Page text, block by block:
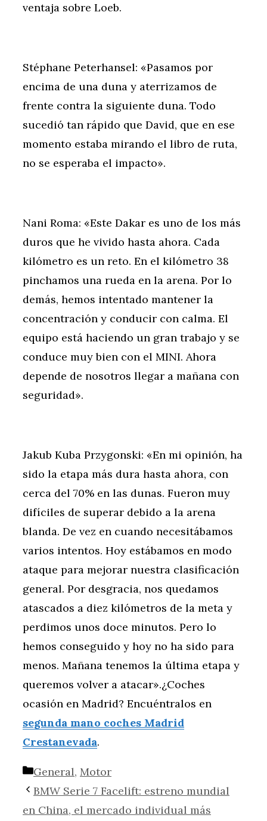
ventaja sobre Loeb.
Stéphane Peterhansel: «Pasamos por
encima de una duna y aterrizamos de
frente contra la siguiente duna. Todo
sucedió tan rápido que David, que en ese
momento estaba mirando el libro de ruta,
no se esperaba el impacto».
Nani Roma: «Este Dakar es uno de los más
duros que he vivido hasta ahora. Cada
kilómetro es un reto. En el kilómetro 38
pinchamos una rueda en la arena. Por lo
demás, hemos intentado mantener la
concentración y conducir con calma. El
equipo está haciendo un gran trabajo y se
conduce muy bien con el MINI. Ahora
depende de nosotros llegar a mañana con
seguridad».
Jakub Kuba Przygonski: «En mi opinión, ha
sido la etapa más dura hasta ahora, con
cerca del 70% en las dunas. Fueron muy
difíciles de superar debido a la arena
blanda. De vez en cuando necesitábamos
varios intentos. Hoy estábamos en modo
ataque para mejorar nuestra clasificación
general. Por desgracia, nos quedamos
atascados a diez kilómetros de la meta y
perdimos unos doce minutos. Pero lo
hemos conseguido y hoy no ha sido para
menos. Mañana tenemos la última etapa y
queremos volver a atacar».¿Coches
ocasión en Madrid? Encuéntralos en
segunda mano coches Madrid
Crestanevada.
Categorías
General, Motor
BMW Serie 7 Facelift: estreno mundial
en China, el mercado individual más